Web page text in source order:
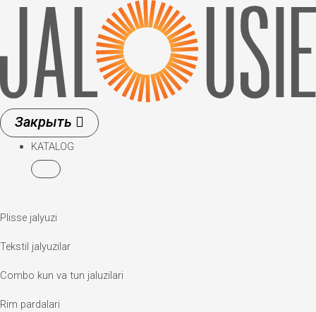
KATALOG
Plisse jalyuzi
Tekstil jalyuzilar
Combo kun va tun jaluzilari
Rim pardalari